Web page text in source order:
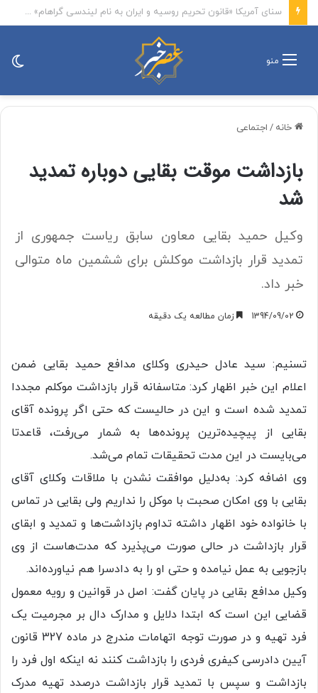
کشتی ترکیه‌ای در دریای سیاه هدف حمله قرار گرفت
منو
خانه / اجتماعی
بازداشت موقت بقایی دوباره تمدید
شد
وکیل حمید بقایی معاون سابق ریاست جمهوری از
تمدید قرار بازداشت موکلش برای ششمین ماه متوالی
خبر داد.
1394/09/02 زمان مطالعه یک دقیقه
تسنیم: سید عادل حیدری وکلای مدافع حمید بقایی ضمن
اعلام این خبر اظهار کرد: متاسفانه قرار بازداشت موکلم مجددا
تمدید شده است و این در حالیست که حتی اگر پرونده آقای
بقایی از پیچیده‌ترین پرونده‌ها به شمار می‌رفت، قاعدتا
می‌بایست در این مدت تحقیقات تمام می‌شد.
وی اضافه کرد: به‌دلیل موافقت نشدن با ملاقات وکلای آقای
بقایی با وی امکان صحبت با موکل را نداریم ولی بقایی در تماس
با خانواده خود اظهار داشته تداوم بازداشت‌ها و تمدید و ابقای
قرار بازداشت در حالی صورت می‌پذیرد که مدت‌هاست از وی
بازجویی به عمل نیامده و حتی او را به دادسرا هم نیاورده‌اند.
وکیل مدافع بقایی در پایان گفت: اصل در قوانین و رویه معمول
قضایی این است که ابتدا دلایل و مدارک دال بر مجرمیت یک
فرد تهیه و در صورت توجه اتهامات مندرج در ماده 327 قانون
آیین دادرسی کیفری فردی را بازداشت کنند نه اینکه اول فرد را
بازداشت و سپس با تمدید قرار بازداشت درصدد تهیه مدرک